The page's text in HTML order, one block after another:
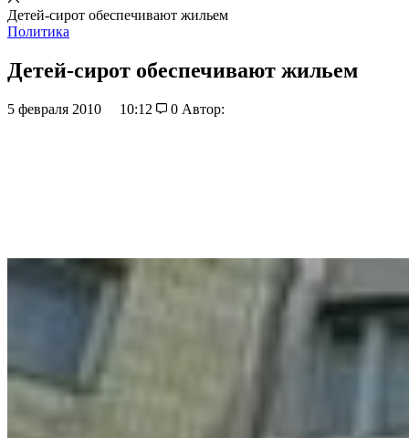
Детей-сирот обеспечивают жильем
Политика
Детей-сирот обеспечивают жильем
5 февраля 2010 10:12 0 Автор: